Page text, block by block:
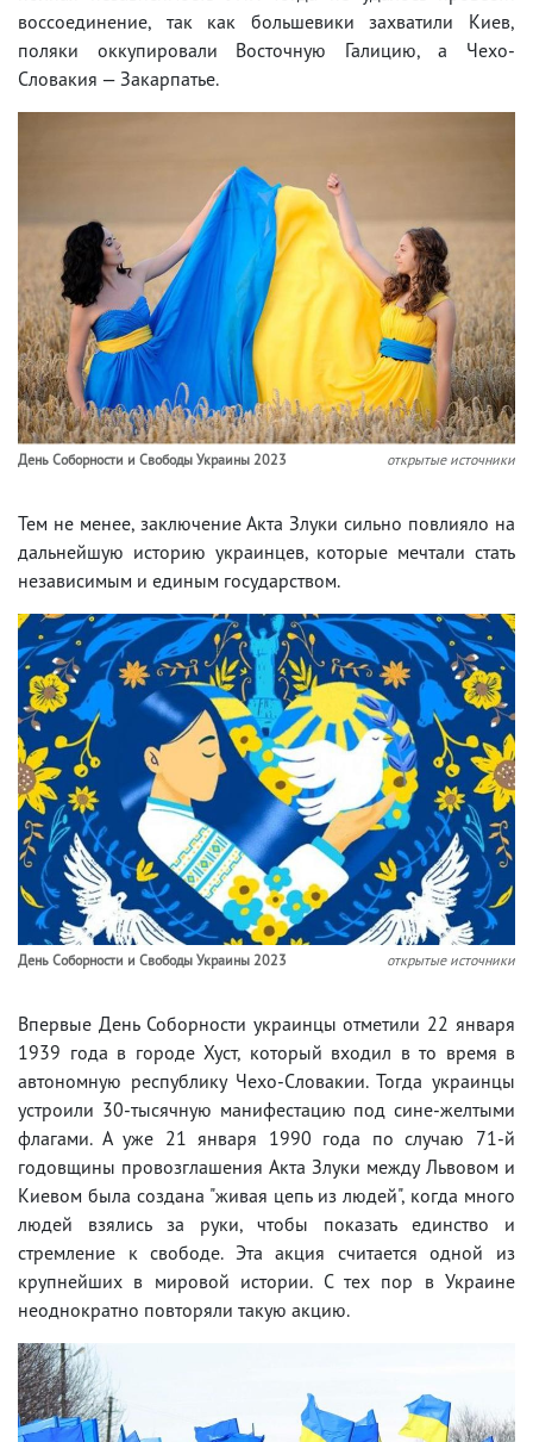
воссоединение, так как большевики захватили Киев,
поляки оккупировали Восточную Галицию, а Чехо-
Словакия — Закарпатье.
День Соборности и Свободы Украины 2023 открытые источники
Тем не менее, заключение Акта Злуки сильно повлияло на
дальнейшую историю украинцев, которые мечтали стать
независимым и единым государством.
День Соборности и Свободы Украины 2023 открытые источники
Впервые День Соборности украинцы отметили 22 января
1939 года в городе Хуст, который входил в то время в
автономную республику Чехо-Словакии. Тогда украинцы
устроили 30-тысячную манифестацию под сине-желтыми
флагами. А уже 21 января 1990 года по случаю 71-й
годовщины провозглашения Акта Злуки между Львовом и
Киевом была создана "живая цепь из людей", когда много
людей взялись за руки, чтобы показать единство и
стремление к свободе. Эта акция считается одной из
крупнейших в мировой истории. С тех пор в Украине
неоднократно повторяли такую акцию.